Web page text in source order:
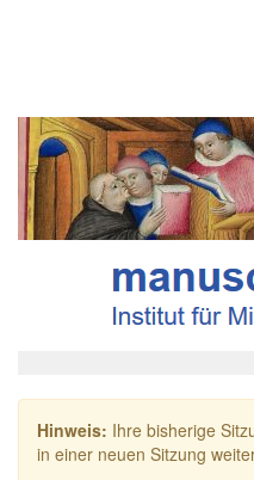
Hinweis: Ihre bisherige
in einer neuen Sitzung